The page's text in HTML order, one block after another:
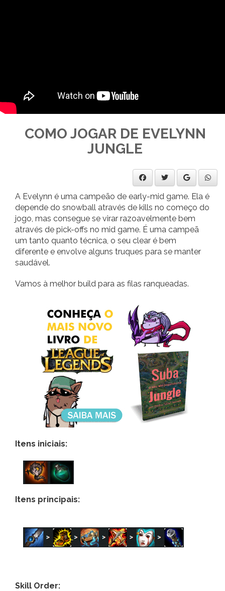
COMO JOGAR DE EVELYNN
JUNGLE
A Evelynn é uma campeão de early-mid game. Ela é
depende do snowball através de kills no começo do
jogo, mas consegue se virar razoavelmente bem
através de pick-offs no mid game. É uma campeã
um tanto quanto técnica, o seu clear é bem
diferente e envolve alguns truques para se manter
saudável.
Vamos à melhor build para as filas ranqueadas.
Itens iniciais:
Itens principais:
Skill Order: